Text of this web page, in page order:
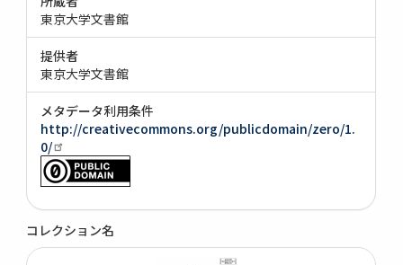
東京大学文書館
提供者
東京大学文書館
メタデータ利用条件
http://creativecommons.org/publicdomain/zero/1.
0/
コレクション名